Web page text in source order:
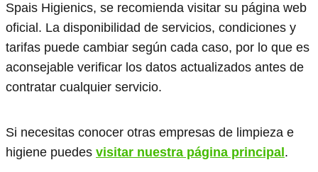
Spais Higienics, se recomienda visitar su página web
oficial. La disponibilidad de servicios, condiciones y
tarifas puede cambiar según cada caso, por lo que es
aconsejable verificar los datos actualizados antes de
contratar cualquier servicio.
Si necesitas conocer otras empresas de limpieza e
higiene puedes visitar nuestra página principal .